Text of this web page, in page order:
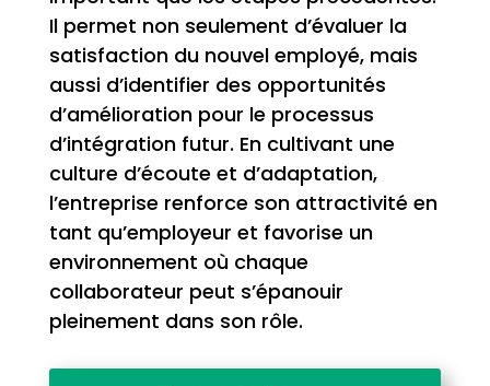
Il permet non seulement d’évaluer la
satisfaction du nouvel employé, mais
aussi d’identifier des opportunités
d’amélioration pour le processus
d’intégration futur. En cultivant une
culture d’écoute et d’adaptation,
l’entreprise renforce son attractivité en
tant qu’employeur et favorise un
environnement où chaque
collaborateur peut s’épanouir
pleinement dans son rôle.